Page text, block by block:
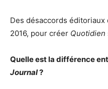
Des désaccords
2016, pour créer Quotidien
Quelle est la différence
Journal?